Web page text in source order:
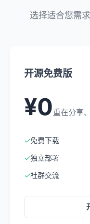
选择适合您需
开源免费版
¥0重在分享
✓免费下载
✓独立部署
✓社群交流